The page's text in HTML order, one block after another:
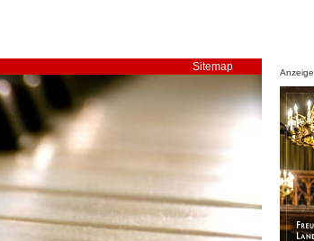
Sitemap Anzeige